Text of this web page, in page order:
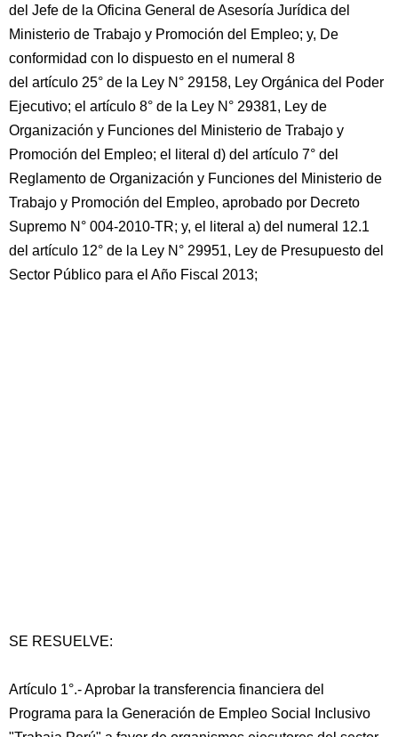
del Jefe de la Oficina General de Asesoría Jurídica del
Ministerio de Trabajo y Promoción del Empleo; y, De
conformidad con lo dispuesto en el numeral 8
del artículo 25° de la Ley N° 29158, Ley Orgánica del Poder
Ejecutivo; el artículo 8° de la Ley N° 29381, Ley de
Organización y Funciones del Ministerio de Trabajo y
Promoción del Empleo; el literal d) del artículo 7° del
Reglamento de Organización y Funciones del Ministerio de
Trabajo y Promoción del Empleo, aprobado por Decreto
Supremo N° 004-2010-TR; y, el literal a) del numeral 12.1
del artículo 12° de la Ley N° 29951, Ley de Presupuesto del
Sector Público para el Año Fiscal 2013;
SE RESUELVE:
Artículo 1°.- Aprobar la transferencia financiera del
Programa para la Generación de Empleo Social Inclusivo